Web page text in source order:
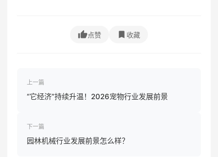
点赞 收藏
上一篇
“它经济”持续升温！2026宠物行业发展前景
下一篇
园林机械行业发展前景怎么样？